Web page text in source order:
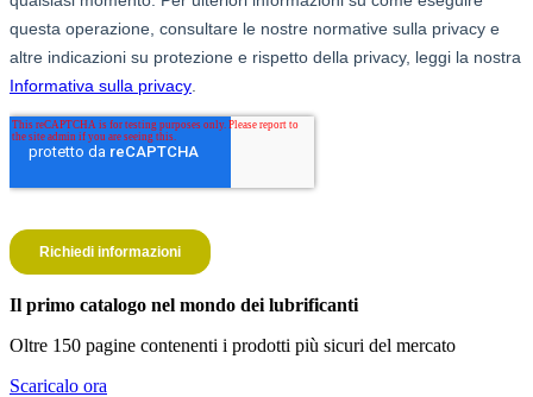
Il primo catalogo nel mondo dei lubrificanti
Oltre 150 pagine contenenti i prodotti più sicuri del mercato
Scaricalo ora